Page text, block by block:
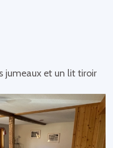
jumeaux et un lit tiroir